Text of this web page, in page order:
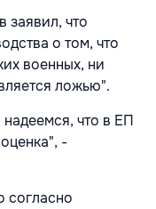
заявил, что
о том, что
военных, ни
ложью".
что в ЕП
-
согласно